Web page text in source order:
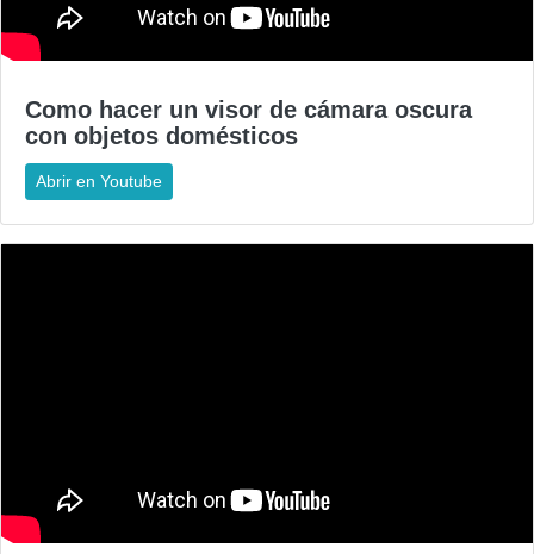
Como hacer un visor de cámara oscura
con objetos domésticos
Abrir en Youtube